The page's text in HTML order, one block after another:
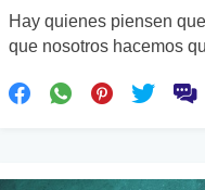
Hay quienes piensen
que nosotros hacemos